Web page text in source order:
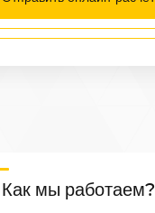
Другое
Как мы работаем?